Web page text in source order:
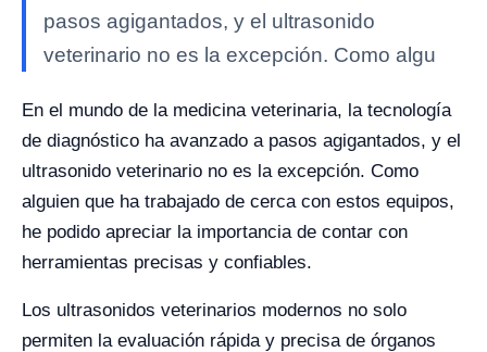
pasos agigantados, y el ultrasonido
veterinario no es la excepción. Como algu
En el mundo de la medicina veterinaria, la tecnología
de diagnóstico ha avanzado a pasos agigantados, y el
ultrasonido veterinario no es la excepción. Como
alguien que ha trabajado de cerca con estos equipos,
he podido apreciar la importancia de contar con
herramientas precisas y confiables.
Los ultrasonidos veterinarios modernos no solo
permiten la evaluación rápida y precisa de órganos